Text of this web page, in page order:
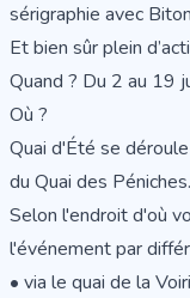
sérigraphie avec
Et bien sûr plein
Quand ? Du 2 au 19
Où ?
Quai d'Été se
du Quai des Péniches.
Selon l'endroit d'où
l'événement par
• via le quai de la